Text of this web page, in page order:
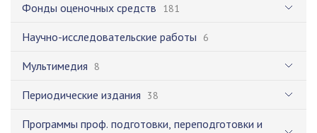
Фонды оценочных средств 181
Научно-исследовательские работы 6
Мультимедия 8
Периодические издания 38
Программы проф. подготовки, переподготовки и